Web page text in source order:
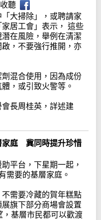
收聽
大掃除」，或聘請家
居工會」表示， 這些
在風險，舉例在清潔
，不要強行推開，亦
混合使用，因為成份
，或引致火警等。
長周桂英，詳述建
家庭 冀同時提升珍惜
平台，下星期一起，
需要的基層家庭。
需要冷藏的賀年糕點
旗下部分商場會設置
基層市民都可以歡渡